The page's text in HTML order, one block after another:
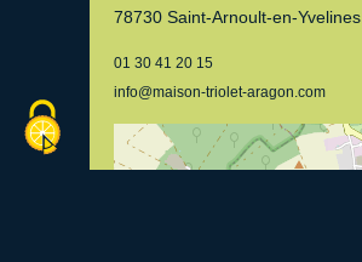
78730 Saint-Arnoult-en-Yvelines
01 30 41 20 15
info@maison-triolet-aragon.com